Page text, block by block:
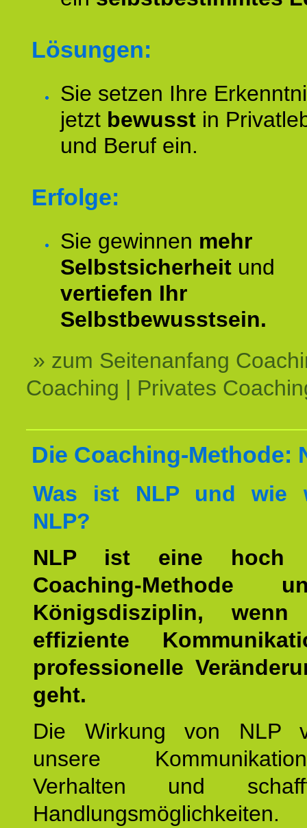
Lösungen:
Sie setzen Ihre
jetzt bewusst in
und Beruf ein.
Erfolge:
Sie gewinnen mehr
Selbstsicherheit und
vertiefen Ihr
Selbstbewusstsein.
» zum Seitenanfang
Coaching | Privates
Die Coaching-Methode:
Was ist NLP und wie
NLP?
NLP ist eine hoch
Coaching-Methode
Königsdisziplin,
effiziente
professionelle
geht.
Die Wirkung von NLP
unsere
Verhalten und